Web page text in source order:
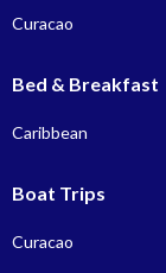
Curacao
Bed & Breakfast
Caribbean
Boat Trips
Curacao